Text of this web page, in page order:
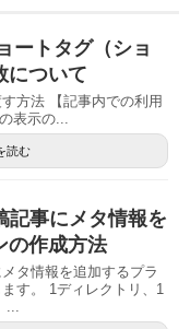
ートタグ（ショ
について
方法 【記事内での利用
表示の...
読む
記事にメタ情報を
の作成方法
タ情報を追加するプラ
す。 1ディレクトリ、1
...